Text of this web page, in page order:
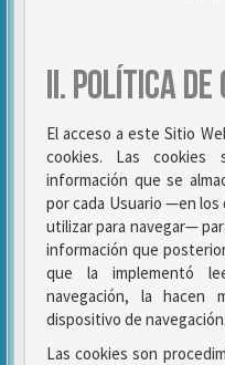
II. POLÍTICA DE
El acceso a este Sitio
cookies. Las cookies
información que se
por cada Usuario —en
utilizar para navegar—
información que
que la implementó
navegación, la hacen
dispositivo de navegación.
Las cookies son